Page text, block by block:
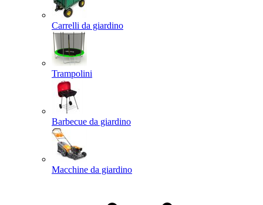
Carrelli da giardino
Trampolini
Barbecue da giardino
Macchine da giardino